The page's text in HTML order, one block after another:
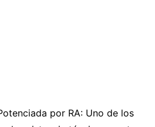
por RA: Uno de los